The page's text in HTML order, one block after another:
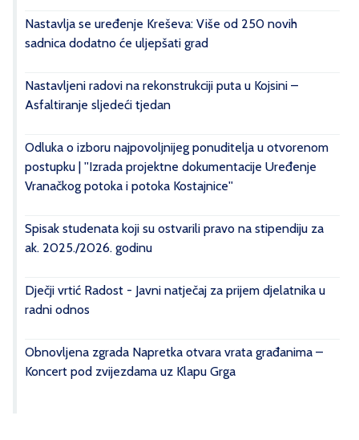
Nastavlja se uređenje Kreševa: Više od 250 novih
sadnica dodatno će uljepšati grad
Nastavljeni radovi na rekonstrukciji puta u Kojsini –
Asfaltiranje sljedeći tjedan
Odluka o izboru najpovoljnijeg ponuditelja u otvorenom
postupku | ''Izrada projektne dokumentacije Uređenje
Vranačkog potoka i potoka Kostajnice''
Spisak studenata koji su ostvarili pravo na stipendiju za
ak. 2025./2026. godinu
Dječji vrtić Radost - Javni natječaj za prijem djelatnika u
radni odnos
Obnovljena zgrada Napretka otvara vrata građanima –
Koncert pod zvijezdama uz Klapu Grga